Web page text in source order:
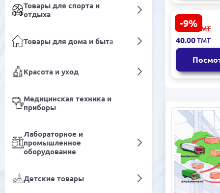
Товары для спорта и
отдыха
Товары для дома и быта
Красота и уход
Медицинская техника и
приборы
Лабораторное и
промышленное
оборудование
Детские товары
-9%
LOREVA
Освежитель
воздуха
44.00ТМТ
40.00ТМТ